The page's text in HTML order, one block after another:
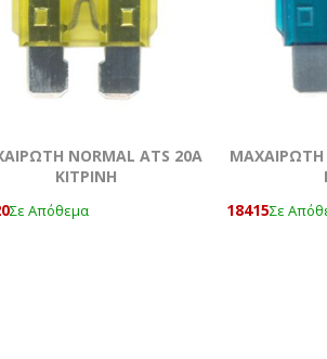
NORMAL ATS 20A
ΚΙΤΡΙΝΗ
Σε Απόθεμα
ΜΑΧΑΙΡΩΤΗ
18415Σε